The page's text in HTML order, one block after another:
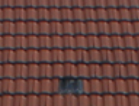
Freizeit & Tourismus
Wirtschaft
Schutzallianz 3D